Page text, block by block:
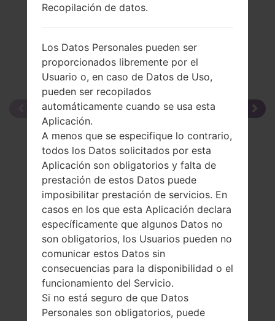
Recopilación de datos.
Los Datos Personales pueden ser
proporcionados libremente por el
Usuario o, en caso de Datos de Uso,
pueden ser recopilados
automáticamente cuando se usa esta
Aplicación.
A menos que se especifique lo contrario,
todos los Datos solicitados por esta
Aplicación son obligatorios y falta de
prestación de estos Datos puede
imposibilitar prestación de servicios. En
casos en los que esta Aplicación declara
específicamente que algunos Datos no
son obligatorios, los Usuarios pueden no
comunicar estos Datos sin
consecuencias para la disponibilidad o el
funcionamiento del Servicio.
Si no está seguro de que Datos
Personales son obligatorios, puede